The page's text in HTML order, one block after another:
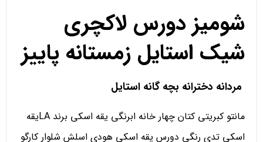
شومیز دورس لاکچری
شیک استایل زمستانه پاییز
مردانه دخترانه بچه گانه استایل
مانتو کبریتی کتان چهار خانه ابرنگی یقه اسکی برند LAیقه
اسکی تدی رنگی دورس یقه اسکی هودی اسلش شلوار کارگو